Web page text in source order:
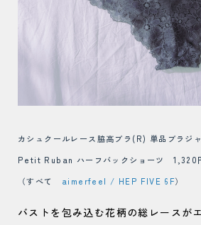
カシュクールレース脇高ブラ(R) 単品ブラ
Petit Ruban ハーフバックショーツ 1,320
（すべて aimerfeel / HEP FIVE 6F）
バストを包み込む花柄の総レースが